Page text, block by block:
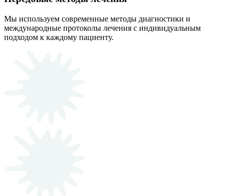
Мы используем современные методы диагностики и
международные протоколы лечения с индивидуальным
подходом к каждому пациенту.